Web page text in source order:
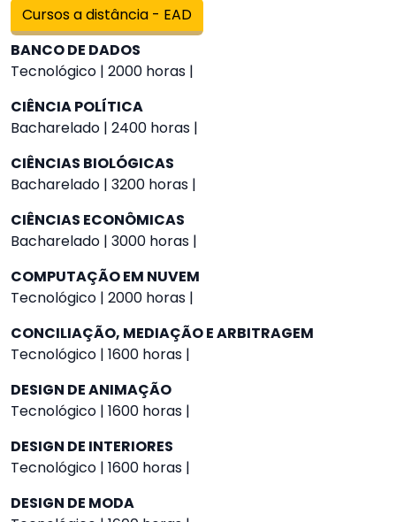
Cursos a distância - EAD
BANCO DE DADOS
Tecnológico | 2000 horas |
CIÊNCIA POLÍTICA
Bacharelado | 2400 horas |
CIÊNCIAS BIOLÓGICAS
Bacharelado | 3200 horas |
CIÊNCIAS ECONÔMICAS
Bacharelado | 3000 horas |
COMPUTAÇÃO EM NUVEM
Tecnológico | 2000 horas |
CONCILIAÇÃO, MEDIAÇÃO E ARBITRAGEM
Tecnológico | 1600 horas |
DESIGN DE ANIMAÇÃO
Tecnológico | 1600 horas |
DESIGN DE INTERIORES
Tecnológico | 1600 horas |
DESIGN DE MODA